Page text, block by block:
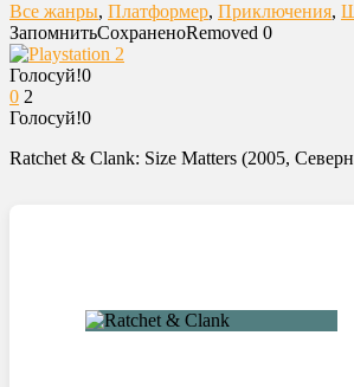
Все жанры, Платформер, Приключения,
ЗапомнитьСохраненоRemoved 0
Голосуй!0
0 2
Голосуй!0
Ratchet & Clank: Size Matters (2005,